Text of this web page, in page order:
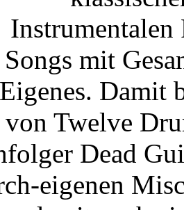
Instrumentalen
mit
Damit
von Twelve
Dead
eigenen